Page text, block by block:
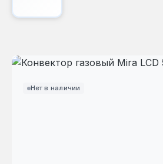
Нет в наличии
Пропустить галерею